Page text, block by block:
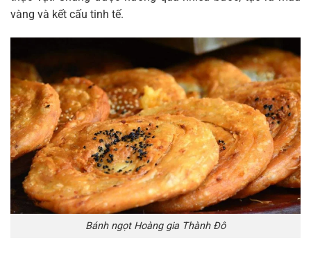
vàng và kết cấu tinh tế.
Bánh ngọt Hoàng gia Thành Đô